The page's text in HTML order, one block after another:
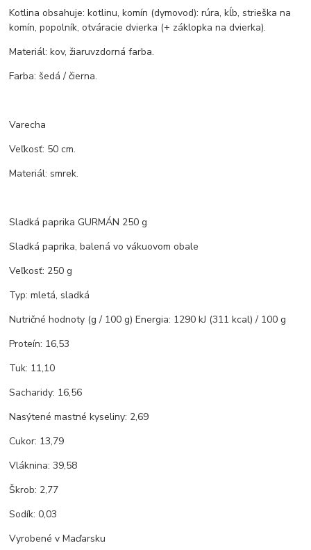
Kotlina obsahuje: kotlinu, komín (dymovod): rúra, kĺb, strieška na
komín, popolník, otváracie dvierka (+ záklopka na dvierka).
Materiál: kov, žiaruvzdorná farba.
Farba: šedá / čierna.
Varecha
Veľkosť: 50 cm.
Materiál: smrek.
Sladká paprika GURMÁN 250 g
Sladká paprika, balená vo vákuovom obale
Veľkosť: 250 g
Typ: mletá, sladká
Nutričné hodnoty (g / 100 g) Energia: 1290 kJ (311 kcal) / 100 g
Proteín: 16,53
Tuk: 11,10
Sacharidy: 16,56
Nasýtené mastné kyseliny: 2,69
Cukor: 13,79
Vláknina: 39,58
Škrob: 2,77
Sodík: 0,03
Vyrobené v Maďarsku